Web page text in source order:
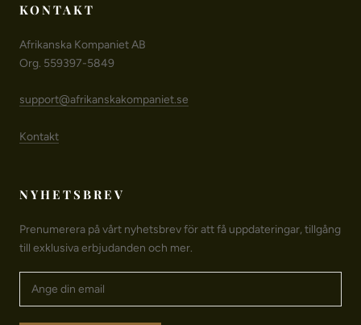
KONTAKT
Afrikanska Kompaniet AB
Org. 559397-5849
support@afrikanskakompaniet.se
Kontakt
NYHETSBREV
Prenumerera på vårt nyhetsbrev för att få uppdateringar, tillgång
till exklusiva erbjudanden och mer.